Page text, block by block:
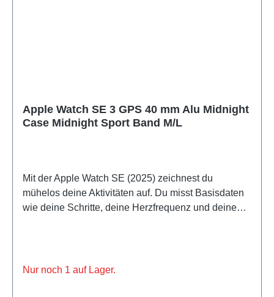
Apple Watch SE 3 GPS 40 mm Alu Midnight
Case Midnight Sport Band M/L
Mit der Apple Watch SE (2025) zeichnest du
mühelos deine Aktivitäten auf. Du misst Basisdaten
wie deine Schritte, deine Herzfrequenz und deinen
Nur noch 1 auf Lager.